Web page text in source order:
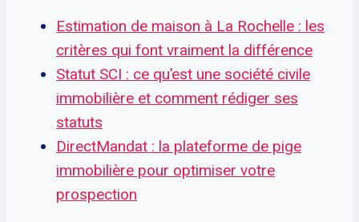
Estimation de maison à La Rochelle : les
critères qui font vraiment la différence
Statut SCI : ce qu’est une société civile
immobilière et comment rédiger ses
statuts
DirectMandat : la plateforme de pige
immobilière pour optimiser votre
prospection